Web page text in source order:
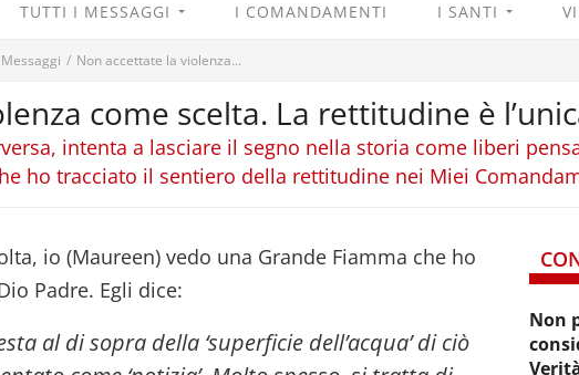
TUTTI I MESSAGGI I COMANDAMENTI I SANTI
/ Non accettate la violenza...
come scelta. La rettitudine è
intenta a lasciare il segno nella storia come liberi
ho tracciato il sentiero della rettitudine nei Miei
io (Maureen) vedo una Grande Fiamma che ho
Padre. Egli dice:
al di sopra della ‘superficie dell’acqua’ di ciò
Non